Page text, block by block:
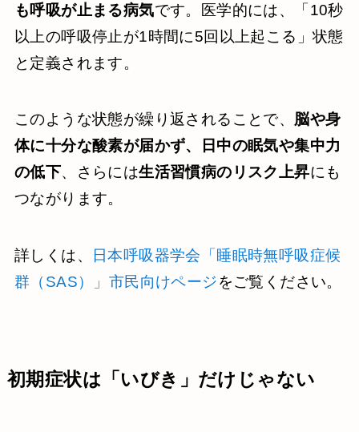
も呼吸が止まる病気です。医学的には、「10秒
以上の呼吸停止が1時間に5回以上起こる」状態
と定義されます。
このような状態が繰り返されることで、 脳や身
体に十分な酸素が届かず、日中の眠気や集中力
の低下、さらには生活習慣病のリスク上昇にも
つながります。
詳しくは、
日本呼吸器学会「睡眠時無呼吸症候
群（SAS）」市民向けページをご覧ください。
初期症状は「いびき」だけじゃない